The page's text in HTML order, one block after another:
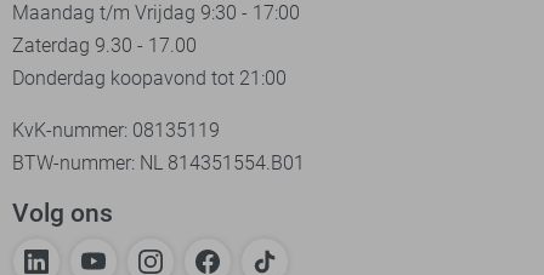
Maandag t/m Vrijdag 9:30 - 17:00
Zaterdag 9.30 - 17.00
Donderdag koopavond tot 21:00
KvK-nummer: 08135119
BTW-nummer: NL 814351554.B01
Volg ons